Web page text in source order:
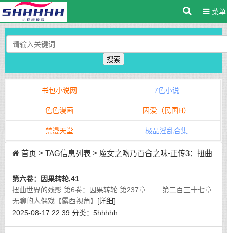
菜单
搜索
书包小说网 7色小说
色色漫画 囚爱（民国H）
禁漫天堂 极品淫乱合集
首页 > TAG信息列表 > 魔女之吻乃百合之味-正传3：扭曲
第六卷：因果转轮,41
扭曲世界的残影 第6卷：因果转轮 第237章 第二百三十七章
无聊的人偶戏【露西视角】 [详细]
2025-08-17 22:39 分类： 5hhhhh